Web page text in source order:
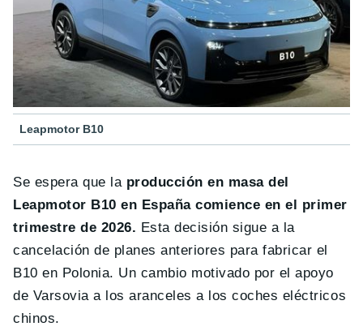
Leapmotor B10
Se espera que la producción en masa del
Leapmotor B10 en España comience en el primer
trimestre de 2026. Esta decisión sigue a la
cancelación de planes anteriores para fabricar el
B10 en Polonia. Un cambio motivado por el apoyo
de Varsovia a los aranceles a los coches eléctricos
chinos.